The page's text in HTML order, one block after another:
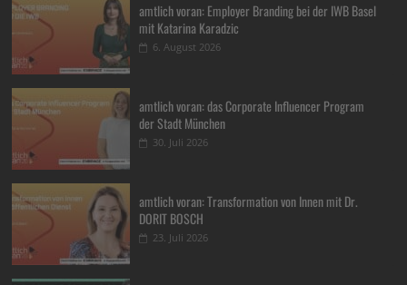
amtlich voran: Employer Branding bei der IWB Basel
mit Katarina Karadzic
6. August 2026
amtlich voran: das Corporate Influencer Program
der Stadt München
30. Juli 2026
amtlich voran: Transformation von Innen mit Dr.
DORIT BOSCH
23. Juli 2026